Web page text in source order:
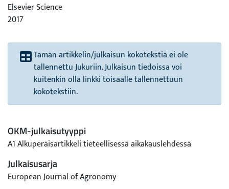
Elsevier Science
2017
Tämän artikkelin/julkaisun kokotekstiä ei ole
tallennettu Jukuriin. Julkaisun tiedoissa voi
kuitenkin olla linkki toisaalle tallennettuun
kokotekstiin.
OKM-julkaisutyyppi
A1 Alkuperäisartikkeli tieteellisessä aikakauslehdessä
Julkaisusarja
European Journal of Agronomy